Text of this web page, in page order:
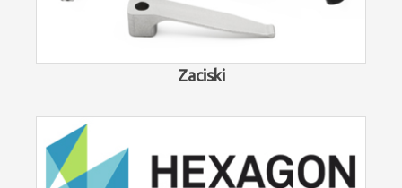
Zaciski